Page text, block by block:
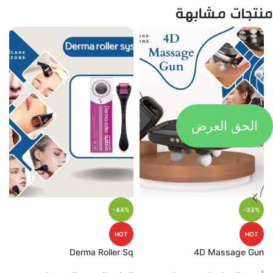
منتجات مشابهة
-33%
HOT
4D Massage Gun
-44%
HOT
Derma Roller Sq
الحق العرض